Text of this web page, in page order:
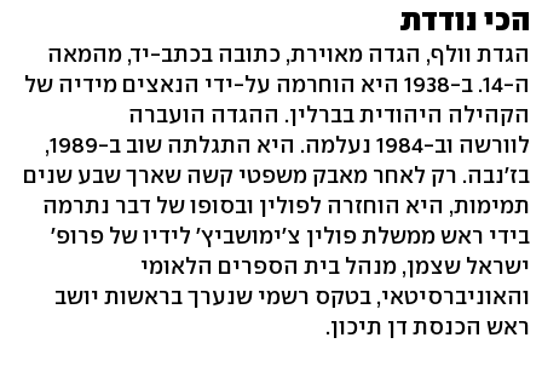
הכי נודדת
הגדת וולף, הגדה מאוירת, כתובה בכתב-יד, מהמאה
ה-14. ב-1938 היא הוחרמה על-ידי הנאצים מידיה של
הקהילה היהודית בברלין. ההגדה הועברה
לוורשה וב-1984 נעלמה. היא התגלתה שוב ב-1989,
בז'נבה. רק לאחר מאבק משפטי קשה שארך שבע שנים
תמימות, היא הוחזרה לפולין ובסופו של דבר נתרמה
בידי ראש ממשלת פולין צ'ימושביץ' לידיו של פרופ'
ישראל שצמן, מנהל בית הספרים הלאומי
והאוניברסיטאי, בטקס רשמי שנערך בראשות יושב
ראש הכנסת דן תיכון.